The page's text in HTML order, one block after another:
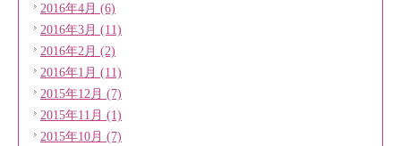
2016年4月 (6)
2016年3月 (11)
2016年2月 (2)
2016年1月 (11)
2015年12月 (7)
2015年11月 (1)
2015年10月 (7)